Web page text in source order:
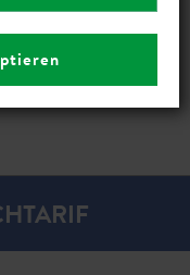
auf Ihre